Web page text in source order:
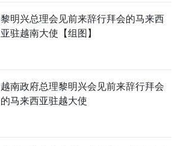
黎明兴总理会见前来辞行拜会的马来西
亚驻越南大使【组图】
越南政府总理黎明兴会见前来辞行拜会
的马来西亚驻越大使